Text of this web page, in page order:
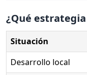
¿Qué
Situación
Desarrollo local